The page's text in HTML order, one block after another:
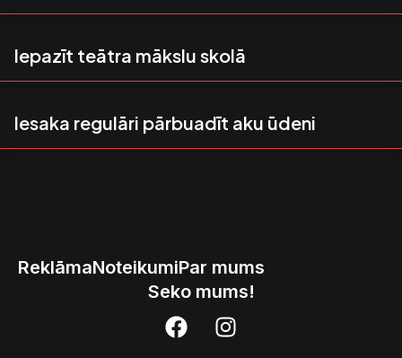
Iepazīt teātra mākslu skolā
Iesaka regulāri pārbuadīt aku ūdeni
ReklāmaNoteikumiPar mums
Seko mums!
F
a
I
n